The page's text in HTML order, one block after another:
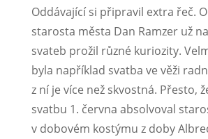
Oddávající si připravil extra řeč.
starosta města Dan Ramzer už
svateb prožil různé kuriozity.
byla například svatba ve věži
z ní je více než skvostná. Přesto,
svatbu 1. června absolvoval
v dobovém kostýmu z doby